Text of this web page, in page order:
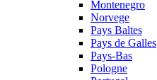
Montenegro
Norvege
Pays Baltes
Pays de Galles
Pays-Bas
Pologne